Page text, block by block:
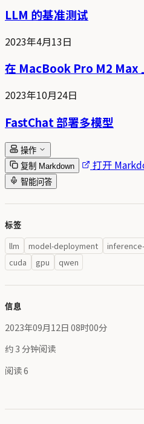
LLM 的基准测试
2023年4月13日
在 MacBook Pro M2 Max
2023年10月24日
FastChat 部署多模型
操作
复制 Markdown
打开
智能问答
标签
llm model-deployment
cuda
gpu qwen
信息
2023年09月12日 08时00分
约 3 分钟阅读
阅读6